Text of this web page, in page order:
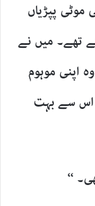
پپڑیاں
تھے۔ میں نے
اپنی موہوم
اس سے بہت
‘‘